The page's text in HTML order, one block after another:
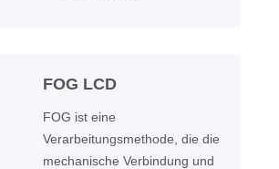
FOG LCD
FOG ist eine
Verarbeitungsmethode, die die
mechanische Verbindung und